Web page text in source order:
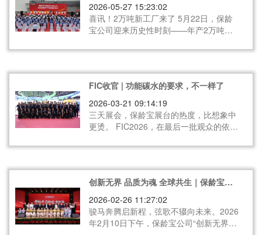
程碑”。
2026-05-27 15:23:02
喜讯！2万吨新工厂来了 5月22日，保龄
宝公司迎来历史性时刻——年产2万吨阿
产！ 从动工到投产，仅用时不到半年，再
FlC收官 | 功能碳水的要求，不一样了
2026-03-21 09:14:19
三天展会，保龄宝展台的热度，比想象中
更烫。 FIC2026，在最后一批观众的依依
下来，保龄宝展台上的展品陆续收箱，但
聊”的声音，还在手机里继续。 这三天，
通过多维度的交流共振，我们明显感知
到：行业对功能碳水的需求，已经变了。
创新无界 品质为魂 全球共生｜保龄宝公
2026-02-26 11:27:02
骏马奔腾启新程，弦歌不辍向未来。2026
年2月10日下午，保龄宝公司“创新无界、